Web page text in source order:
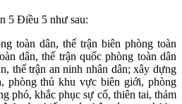
5 Điều 5 như sau:
toàn dân, thế trận biên phòng toàn
dân, thế trận quốc phòng toàn dân
thế trận an ninh nhân dân; xây dựng
phòng thủ khu vực biên giới, phòng
phó, khắc phục sự cố, thiên tai, thảm